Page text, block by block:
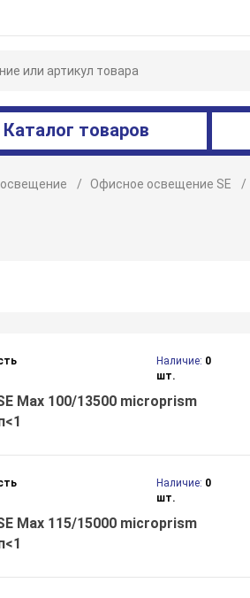
Каталог товаров
Офисное освещение SE
Наличие: 0
шт.
Max 100/13500 microprism
Наличие: 0
шт.
Max 115/15000 microprism